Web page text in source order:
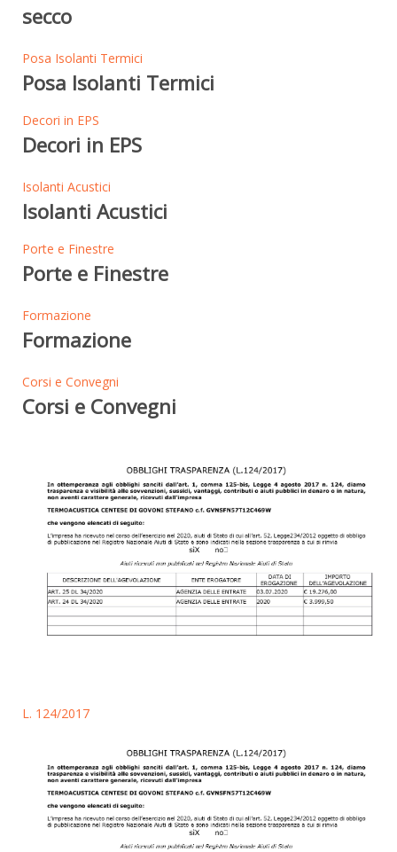
secco
Posa Isolanti Termici
Posa Isolanti Termici
Decori in EPS
Decori in EPS
Isolanti Acustici
Isolanti Acustici
Porte e Finestre
Porte e Finestre
Formazione
Formazione
Corsi e Convegni
Corsi e Convegni
L. 124/2017